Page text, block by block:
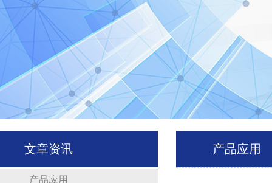
文章资讯
产品应用
产品应用